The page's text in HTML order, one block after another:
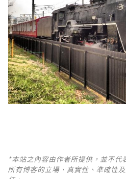
*本站之內容由作者所提供，並不代
所有博客的立場、真實性、準確性